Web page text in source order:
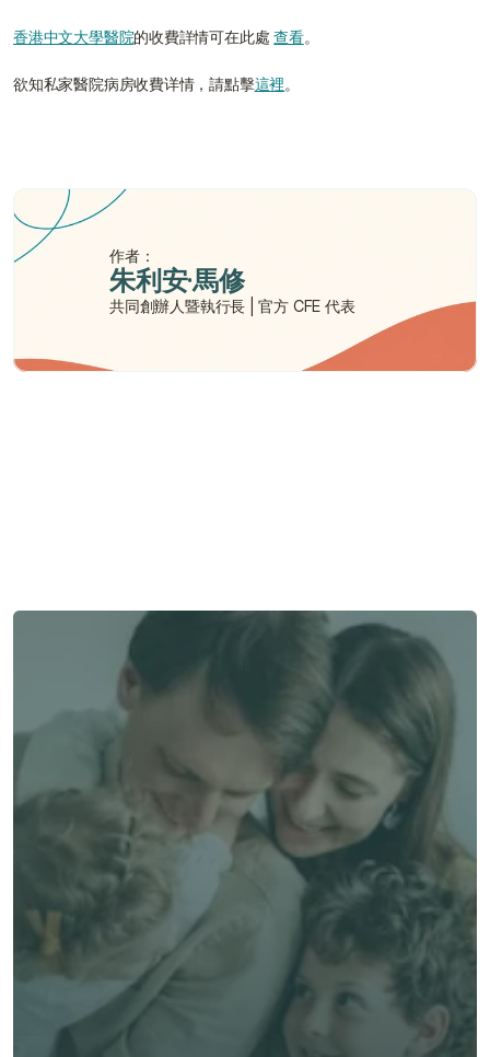
香港中文大學醫院的收費詳情可在此處 查看。
欲知私家醫院病房收費详情，請點擊這裡。
作者：
朱利安·馬修
共同創辦人暨執行長 | 官方 CFE 代表
了解 Alea 賣點
免費獲得個人化專屬報價
專業客觀建議，全程貼心跟進
節省時間與保費成本，享無憂投保體驗